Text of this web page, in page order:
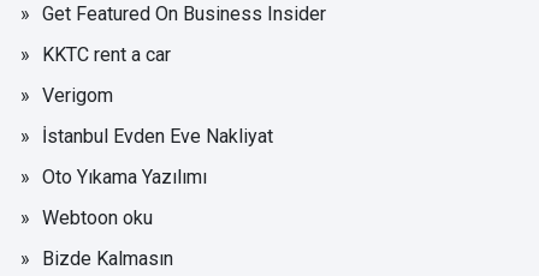
Get Featured On Business Insider
KKTC rent a car
Verigom
İstanbul Evden Eve Nakliyat
Oto Yıkama Yazılımı
Webtoon oku
Bizde Kalmasın